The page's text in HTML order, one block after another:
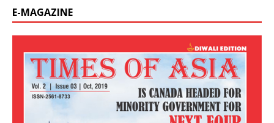
E-MAGAZINE